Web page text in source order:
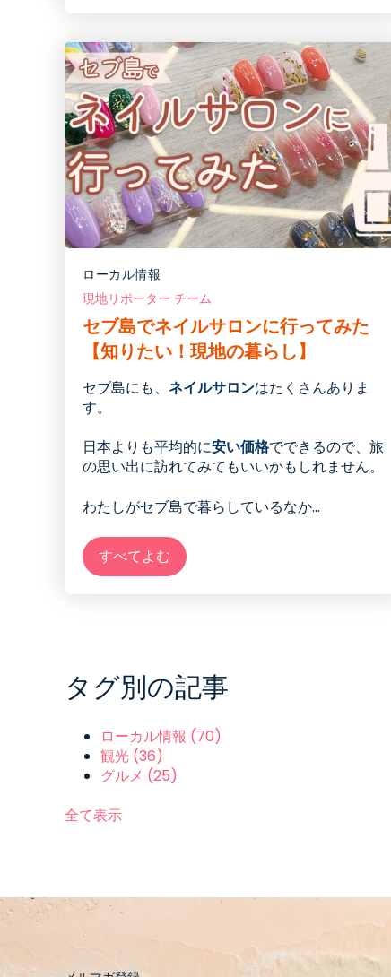
ローカル情報
現地リポーター チーム
セブ島でネイルサロンに行ってみた
【知りたい！現地の暮らし】
セブ島にも、 ネイルサロンはたくさんありま
す。
日本よりも平均的に安い価格でできるので、旅
の思い出に訪れてみてもいいかもしれません。
わたしがセブ島で暮らしているなか...
すべてよむ
タグ別の記事
ローカル情報 (70)
観光 (36)
グルメ (25)
全て表示